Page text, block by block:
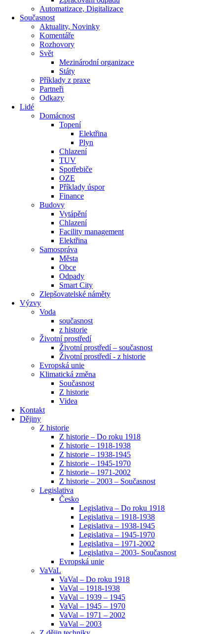
Automatizace, Digitalizace
Současnost
Aktuality, Novinky
Komentáře
Rozhovory
Svět
Mezinárodní organizace
Státy
Příklady z praxe
Partneři
Odkazy
Lidé
Domácnost
Topení
Elektřina
Plyn
Chlazení
TUV
Spotřebiče
OZE
Příklady úspor
Finance
Budovy
Vytápění
Chlazení
Facility management
Elektřina
Samospráva
Města
Obce
Odpady
Smart City
Zlepšovatelské náměty
Výzvy
Voda
současnost
z historie
Životní prostředí
Životní prostředí – současnost
Životní prostředí ​- z historie
Evropská unie
Klimatická změna
Současnost
Z historie
Videa
Kontakt
Dějiny
Z historie
Z historie – Do roku 1918
Z historie – 1918-1938
Z historie – 1938-1945
Z historie – 1945-1970
Z historie – 1971-2002
Z historie – 2003 – Současnost
Legislativa
Česko
Legislativa – Do roku 1918
Legislativa – 1918-1938
Legislativa – 1938-1945
Legislativa – 1945-1970
Legislativa – 1971-2002
Legislativa – 2003- Současnost
Evropská unie
VaVaL
VaVal – Do roku 1918
VaVal – 1918-1938
VaVal – 1939 – 1945
VaVal – 1945 – 1970
VaVal – 1971 – 2002
VaVal – 2003